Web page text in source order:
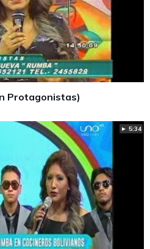
Protagonistas)
► 5:34